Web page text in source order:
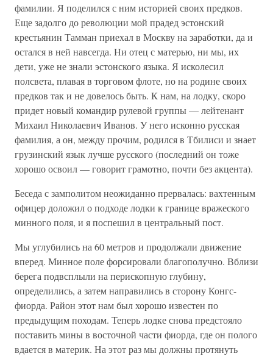
фамилии. Я поделился с ним историей своих предков.
Еще задолго до революции мой прадед эстонский
крестьянин Тамман приехал в Москву на заработки, да и
остался в ней навсегда. Ни отец с матерью, ни мы, их
дети, уже не знали эстонского языка. Я исколесил
полсвета, плавая в торговом флоте, но на родине своих
предков так и не довелось быть. К нам, на лодку, скоро
придет новый командир рулевой группы — лейтенант
Михаил Николаевич Иванов. У него исконно русская
фамилия, а он, между прочим, родился в Тбилиси и знает
грузинский язык лучше русского (последний он тоже
хорошо освоил — говорит грамотно, почти без акцента).
Беседа с замполитом неожиданно прервалась: вахтенным
офицер доложил о подходе лодки к границе вражеского
минного поля, и я поспешил в центральный пост.
Мы углубились на 60 метров и продолжали движение
вперед. Минное поле форсировали благополучно. Вблизи
берега подвсплыли на перископную глубину,
определились, а затем направились в сторону Конгс-
фиорда. Район этот нам был хорошо известен по
предыдущим походам. Теперь лодке снова предстояло
поставить мины в восточной части фиорда, где он полого
вдается в материк. На этот раз мы должны протянуть